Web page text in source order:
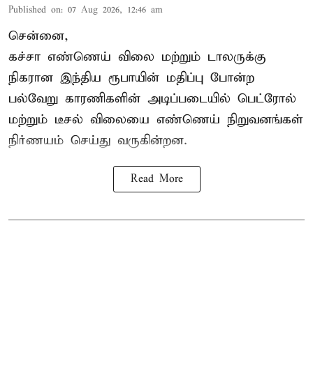
Published on: 07 Aug 2026, 12:46 am
சென்னை,
கச்சா எண்ணெய் விலை மற்றும் டாலருக்கு
நிகரான இந்திய ரூபாயின் மதிப்பு போன்ற
பல்வேறு காரணிகளின் அடிப்படையில் பெட்ரோல்
மற்றும் டீசல் விலையை எண்ணெய் நிறுவனங்கள்
நிர்ணயம் செய்து வருகின்றன.
Read More